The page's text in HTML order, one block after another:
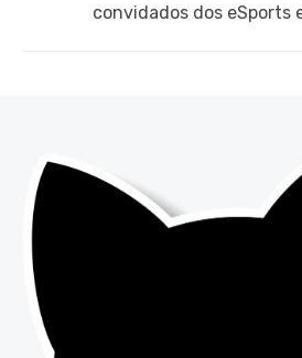
convidados dos eSports